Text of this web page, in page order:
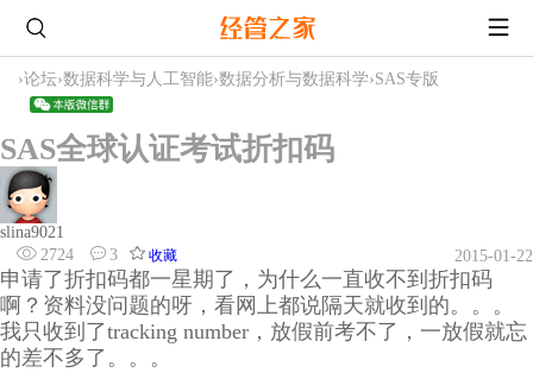
›论坛›数据科学与人工智能›数据分析与数据科学›SAS专版
SAS全球认证考试折扣码
slina9021
2724
3 收藏 2015-01-22
申请了折扣码都一星期了，为什么一直收不到折扣码
啊？资料没问题的呀，看网上都说隔天就收到的。。。
我只收到了tracking number，放假前考不了，一放假就忘
的差不多了。。。